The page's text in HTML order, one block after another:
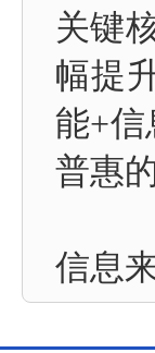
关键
幅提
能+信
普惠
信息